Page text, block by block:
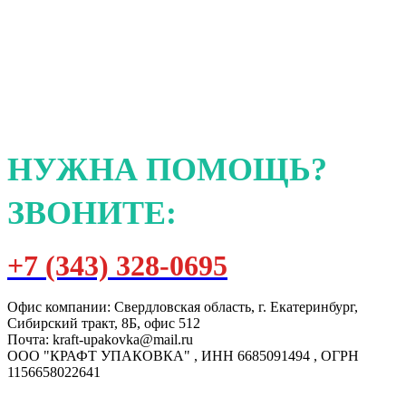
НУЖНА ПОМОЩЬ?
ЗВОНИТЕ:
+7 (343) 328-0695
Офис компании: Свердловская область, г. Екатеринбург,
Сибирский тракт, 8Б, офис 512
Почта: kraft-upakovka@mail.ru
ООО "КРАФТ УПАКОВКА" , ИНН 6685091494 , ОГРН
1156658022641